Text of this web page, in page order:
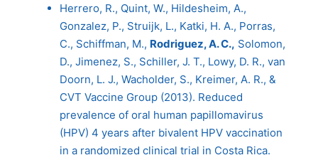
Herrero, R., Quint, W., Hildesheim, A.,
Gonzalez, P., Struijk, L., Katki, H. A., Porras,
C., Schiffman, M., Rodriguez, A. C., Solomon,
D., Jimenez, S., Schiller, J. T., Lowy, D. R., van
Doorn, L. J., Wacholder, S., Kreimer, A. R., &
CVT Vaccine Group (2013). Reduced
prevalence of oral human papillomavirus
(HPV) 4 years after bivalent HPV vaccination
in a randomized clinical trial in Costa Rica.